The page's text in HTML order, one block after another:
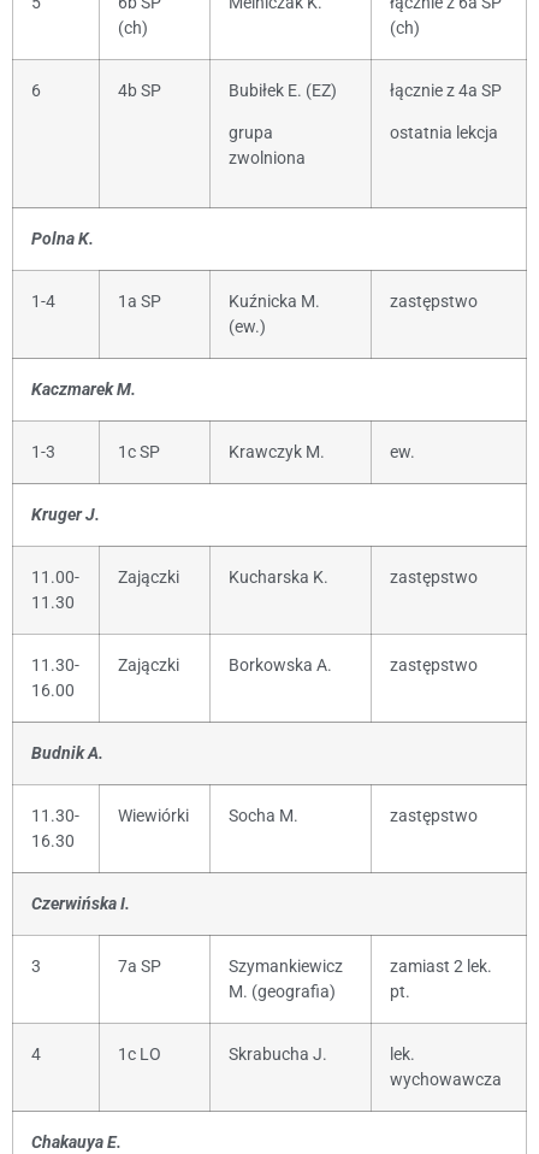
(ch)
(ch)
6 4b SP Bubiłek E. (EZ)
grupa
zwolniona
łącznie z 4a SP
ostatnia lekcja
Polna K.
1-4 1a SP
Kuźnicka M.
(ew.)
zastępstwo
Kaczmarek M.
1-3 1c SP Krawczyk M. ew.
Kruger J.
11.00-
11.30
Zajączki Kucharska K. zastępstwo
11.30-
16.00
Zajączki Borkowska A. zastępstwo
Budnik A.
11.30-
16.30
Wiewiórki Socha M. zastępstwo
Czerwińska I.
3 7a SP
Szymankiewicz
M. (geografia)
zamiast 2 lek.
pt.
4 1c LO Skrabucha J.
lek.
wychowawcza
Chakauya E.